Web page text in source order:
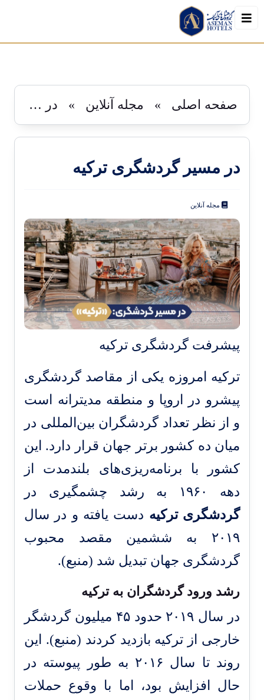
صفحه اصلی » مجله آنلاین » در مسیر گردشگری ترکیه
در مسیر گردشگری ترکیه
مجله آنلاین
پیشرفت گردشگری ترکیه
ترکیه امروزه یکی از مقاصد گردشگری
پیشرو در اروپا و منطقه مدیترانه است
و از نظر تعداد گردشگران بین‌المللی در
میان ده کشور برتر جهان قرار دارد. این
کشور با برنامه‌ریزی‌های بلندمدت از
دهه ۱۹۶۰ به رشد چشمگیری در
گردشگری ترکیه دست یافته و در سال
۲۰۱۹ به ششمین مقصد محبوب
گردشگری جهان تبدیل شد (منبع).
رشد ورود گردشگران به ترکیه
در سال ۲۰۱۹ حدود ۴۵ میلیون گردشگر
خارجی از ترکیه بازدید کردند (منبع). این
روند تا سال ۲۰۱۶ به طور پیوسته در
حال افزایش بود، اما با وقوع حملات